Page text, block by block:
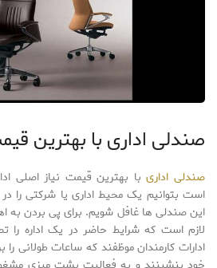
صندلی اداری با بهترین
صندلی اداریبا بهترین قیمت نیاز اصلی
است بتوانیم یک محیط اداری یا شرکتی را
این صندلی ها غافل شویم. برای پی بردن به
لازم است که شرایط حاضر در یک اداره را
ادارات کارمندان موظفند که ساعات طولانی را